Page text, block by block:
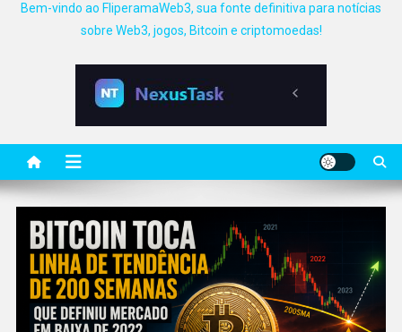
Bem-vindo ao FliperamaWeb3, sua fonte definitiva para notícias
sobre Web3, jogos, Bitcoin e criptomoedas!